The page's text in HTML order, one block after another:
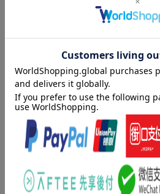
児童虐待の闇に迫るサンデー真剣ドラ
【編集担当からのおすすめ情報】
被虐待児の里親委託をテーマにした
そして被虐待児を実母の元へ戻す「家
しています。子どもの笑顔を取り戻
のメンバー達を描く、真剣ドラマシリ
エピソード5第1話 里親委託……5
第2話 健太の不安……43
最終話 チーム……69
エピソード6第1話 氷山……103
第2話 変われる……135
内容紹介（JPROより）
児童虐待の闇に迫る、新米児童福祉司
両親から虐待を受けた6歳の佑都を保
健太ら福祉司は、佑都を養育里親に委
里親委託を危惧する声もある中、里親
し？
里親委託編完全収録＆家族再統合編第